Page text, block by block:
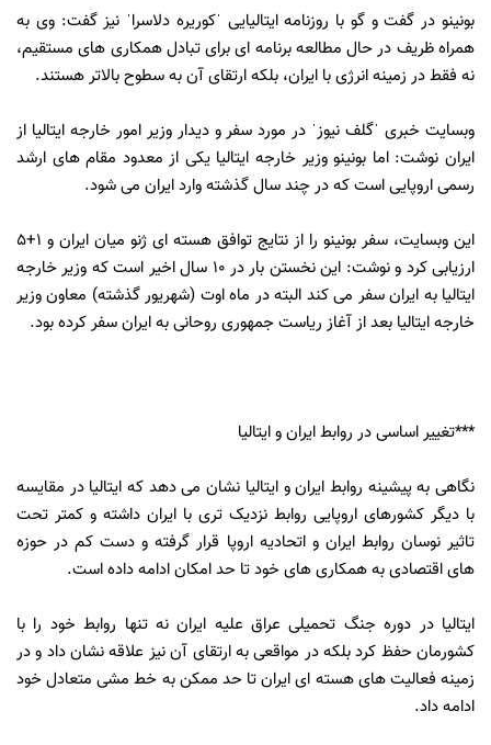
بونینو در گفت و گو با روزنامه ایتالیایی ˈکوریره دلاسراˈ نیز گفت: وی به
همراه ظریف در حال مطالعه برنامه ای برای تبادل همکاری های مستقیم،
نه فقط در زمینه انرژی با ایران، بلکه ارتقای آن به سطوح بالاتر هستند.
وبسایت خبری ˈگلف نیوزˈ در مورد سفر و دیدار وزیر امور خارجه ایتالیا از
ایران نوشت: اما بونینو وزیر خارجه ایتالیا یکی از معدود مقام های ارشد
رسمی اروپایی است که در چند سال گذشته وارد ایران می شود.
این وبسایت، سفر بونینو را از نتایج توافق هسته ای ژنو میان ایران و 1+5
ارزیابی کرد و نوشت: این نخستن بار در 10 سال اخیر است که وزیر خارجه
ایتالیا به ایران سفر می کند البته در ماه اوت (شهریور گذشته) معاون وزیر
خارجه ایتالیا بعد از آغاز ریاست جمهوری روحانی به ایران سفر کرده بود.
***تغییر اساسی در روابط ایران و ایتالیا
نگاهی به پیشینه روابط ایران و ایتالیا نشان می دهد که ایتالیا در مقایسه
با دیگر کشورهای اروپایی روابط نزدیک تری با ایران داشته و کمتر تحت
تاثیر نوسان روابط ایران و اتحادیه اروپا قرار گرفته و دست کم در حوزه
های اقتصادی به همکاری های خود تا حد امکان ادامه داده است.
ایتالیا در دوره جنگ تحمیلی عراق علیه ایران نه تنها روابط خود را با
کشورمان حفظ کرد بلکه در مواقعی به ارتقای آن نیز علاقه نشان داد و در
زمینه فعالیت های هسته ای ایران تا حد ممکن به خط مشی متعادل خود
ادامه داد.